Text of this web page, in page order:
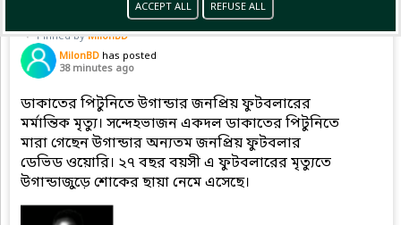
ACCEPT ALL REFUSE ALL
Pinned byMilonBD
MilonBD has posted
38 minutes ago
ডাকাতের পিটুনিতে উগান্ডার জনপ্রিয় ফুটবলারের
মর্মান্তিক মৃত্যু। সন্দেহভাজন একদল ডাকাতের পিটুনিতে
মারা গেছেন উগান্ডার অন্যতম জনপ্রিয় ফুটবলার
ডেভিড ওয়োরি। ২৭ বছর বয়সী এ ফুটবলারের মৃত্যুতে
উগান্ডাজুড়ে শোকের ছায়া নেমে এসেছে।